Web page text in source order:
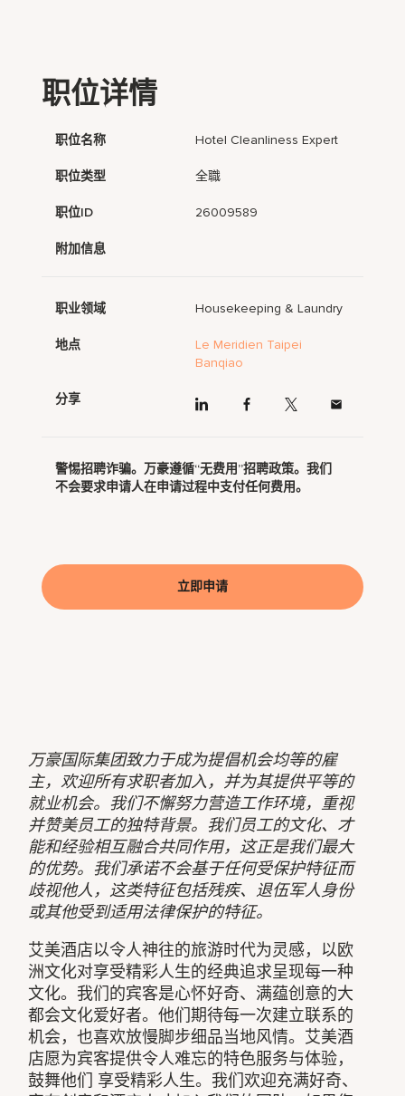
万豪国际集团致力于成为提倡机会均等的雇
主，欢迎所有求职者加入，并为其提供平等的
就业机会。我们不懈努力营造工作环境，重视
并赞美员工的独特背景。我们员工的文化、才
能和经验相互融合共同作用，这正是我们最大
的优势。我们承诺不会基于任何受保护特征而
歧视他人，这类特征包括残疾、退伍军人身份
或其他受到适用法律保护的特征。
艾美酒店以令人神往的旅游时代为灵感，以欧
洲文化对享受精彩人生的经典追求呈现每一种
文化。我们的宾客是心怀好奇、满蕴创意的大
都会文化爱好者。他们期待每一次建立联系的
机会，也喜欢放慢脚步细品当地风情。艾美酒
店愿为宾客提供令人难忘的特色服务与体验，
鼓舞他们 享受精彩人生。我们欢迎充满好奇、
职位详情
职位名称 Hotel Cleanliness Expert
职位类型 全職
职位ID 26009589
附加信息
职业领域 Housekeeping & Laundry
地点
Le Meridien Taipei
Banqiao
分享
警惕招聘诈骗。万豪遵循“无费用”招聘政策。我们
不会要求申请人在申请过程中支付任何费用。
立即申请